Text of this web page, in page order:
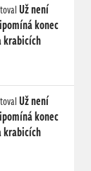
Už není
konec
krabicích
Už není
konec
krabicích